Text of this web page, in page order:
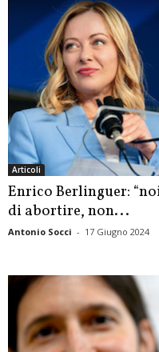
Articoli
Enrico Berlinguer:
di abortire, non...
Antonio Socci - 17 Giugno 2024